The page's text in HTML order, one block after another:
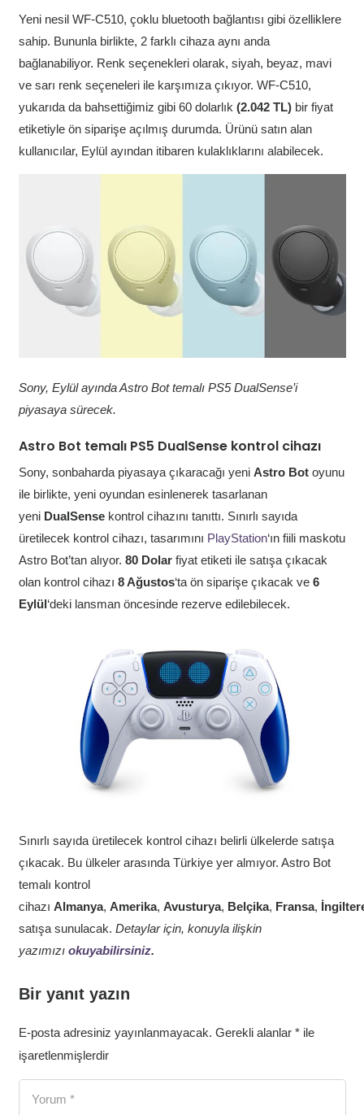
Yeni nesil WF-C510, çoklu bluetooth bağlantısı gibi özelliklere
sahip. Bununla birlikte, 2 farklı cihaza aynı anda
bağlanabiliyor. Renk seçenekleri olarak, siyah, beyaz, mavi
ve sarı renk seçeneleri ile karşımıza çıkıyor. WF-C510,
yukarıda da bahsettiğimiz gibi 60 dolarlık (2.042 TL) bir fiyat
etiketiyle ön siparişe açılmış durumda. Ürünü satın alan
kullanıcılar, Eylül ayından itibaren kulaklıklarını alabilecek.
Sony, Eylül ayında Astro Bot temalı PS5 DualSense’i
piyasaya sürecek.
Astro Bot temalı PS5 DualSense kontrol cihazı
Sony, sonbaharda piyasaya çıkaracağı yeni Astro Bot oyunu
ile birlikte, yeni oyundan esinlenerek tasarlanan
yeni DualSense kontrol cihazını tanıttı. Sınırlı sayıda
üretilecek kontrol cihazı, tasarımını PlayStation‘ın fiili maskotu
Astro Bot’tan alıyor. 80 Dolar fiyat etiketi ile satışa çıkacak
olan kontrol cihazı 8 Ağustos‘ta ön siparişe çıkacak ve 6
Eylül‘deki lansman öncesinde rezerve edilebilecek.
Sınırlı sayıda üretilecek kontrol cihazı belirli ülkelerde satışa
çıkacak. Bu ülkeler arasında Türkiye yer almıyor. Astro Bot
temalı kontrol
cihazı Almanya, Amerika, Avusturya, Belçika, Fransa,
satışa sunulacak. Detaylar için, konuyla ilişkin
yazımızı okuyabilirsiniz.
Bir yanıt yazın
E-posta adresiniz yayınlanmayacak. Gerekli alanlar *ile
işaretlenmişlerdir